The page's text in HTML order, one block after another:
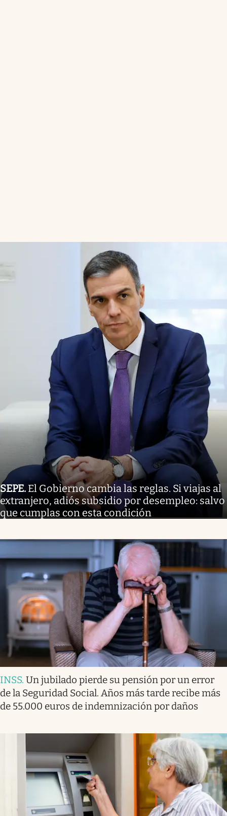
SEPE. El Gobierno cambia las reglas. Si viajas al
extranjero, adiós subsidio por desempleo: salvo
que cumplas con esta condición
INSS. Un jubilado pierde su pensión por un error
de la Seguridad Social. Años más tarde recibe más
de 55.000 euros de indemnización por daños